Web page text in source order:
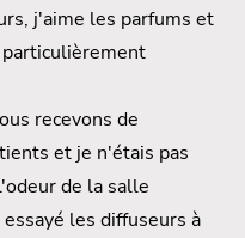
j'aime les parfums et
recevons de
et je n'étais pas
de la salle
les diffuseurs à